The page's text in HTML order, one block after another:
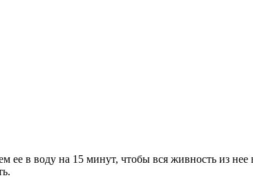
ее в воду на 15 минут, чтобы вся живность из